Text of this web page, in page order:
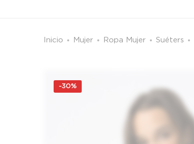
Inicio Mujer Ropa Mujer Suéters
-30%